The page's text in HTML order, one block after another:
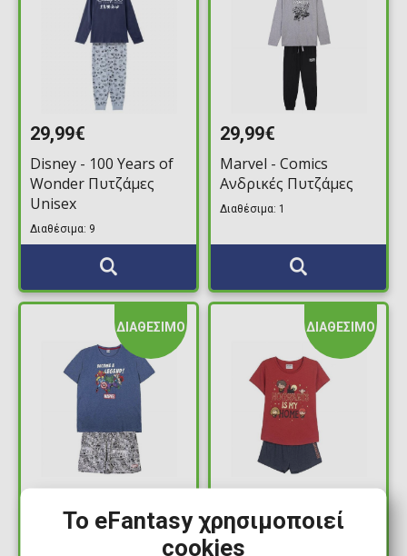
29,99€
Disney - 100 Years of
Wonder Πυτζάμες
Unisex
Διαθέσιμα: 9
29,99€
Marvel - Comics
Ανδρικές Πυτζάμες
Διαθέσιμα: 1
ΔΙΑΘΕΣΙΜΟ
Marvel - Avengers
Ανδρικές Πυτζάμες
ΔΙΑΘΕΣΙΜΟ
Γυναικείες Πυτζάμες
Harry Potter -
Το eFantasy χρησιμοποιεί
cookies